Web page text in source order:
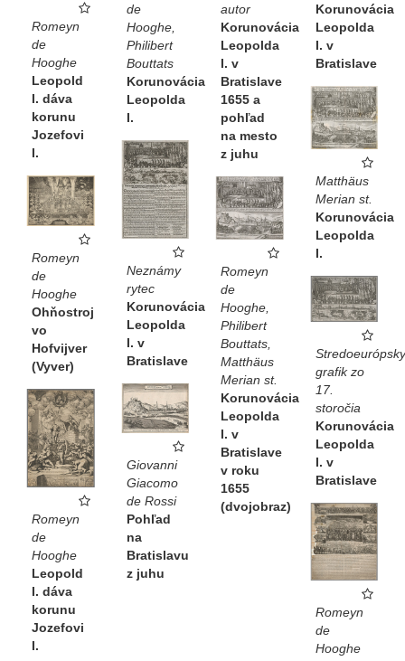
Romeyn
de
Hooghe
Leopold
I. dáva
korunu
Jozefovi
I.
de
Hooghe,
Philibert
Bouttats
Korunovácia
Leopolda
I.
autor
Korunovácia
Leopolda
I. v
Bratislave
1655 a
pohľad
na mesto
z juhu
Korunovácia
Leopolda
I. v
Bratislave
Matthäus
Merian st.
Korunovácia
Leopolda
I.
Neznámy
rytec
Korunovácia
Leopolda
I. v
Bratislave
Romeyn
de
Hooghe
Ohňostroj
vo
Hofvijver
(Vyver)
Romeyn
de
Hooghe,
Philibert
Bouttats,
Matthäus
Merian st.
Korunovácia
Leopolda
I. v
Bratislave
v roku
1655
(dvojobraz)
Stredoeurópsky
grafik zo
17.
storočia
Korunovácia
Leopolda
I. v
Bratislave
Giovanni
Giacomo
de Rossi
Pohľad
na
Bratislavu
z juhu
Romeyn
de
Hooghe
Leopold
I. dáva
korunu
Jozefovi
I.
Romeyn
de
Hooghe